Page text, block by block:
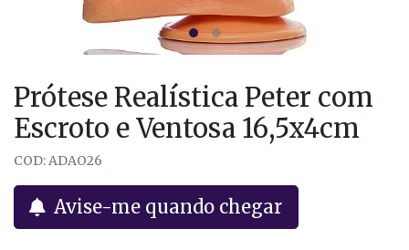
Prótese Realística Peter com
Escroto e Ventosa 16,5x4cm
COD: ADAO26
Avise-me quando chegar